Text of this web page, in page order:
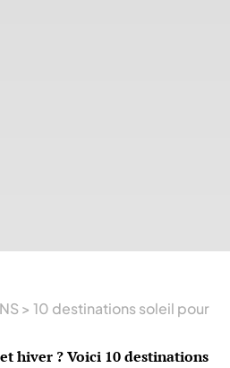
>10 destinations soleil pour
hiver ? Voici 10 destinations